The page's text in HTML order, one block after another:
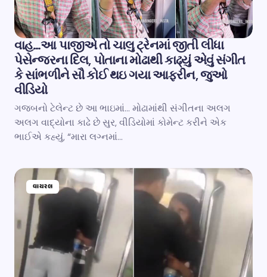
વાહ…આ પાજીએ તો ચાલુ ટ્રેનમાં જીતી લીધા
પેસેન્જરના દિલ, પોતાના મોઢાથી કાઢ્યું એવું સંગીત
કે સાંભળીને સૌ કોઈ થઇ ગયા આફરીન, જુઓ
વીડિયો
ગજબનો ટેલેન્ટ છે આ ભાઇમાં… મોઢામાંથી સંગીતના અલગ
અલગ વાદ્યોના કાઢે છે સુર, વીડિયોમાં કોમેન્ટ કરીને એક
ભાઈએ કહ્યું, “મારા લગ્નમાં…
વાયરલ